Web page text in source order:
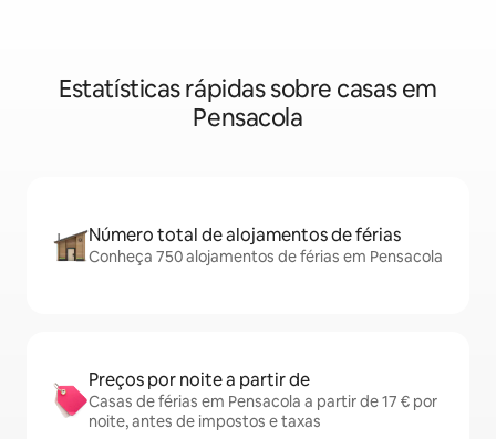
Estatísticas rápidas sobre casas em
Pensacola
Número total de alojamentos de férias
Conheça 750 alojamentos de férias em Pensacola
Preços por noite a partir de
Casas de férias em Pensacola a partir de 17 € por
noite, antes de impostos e taxas